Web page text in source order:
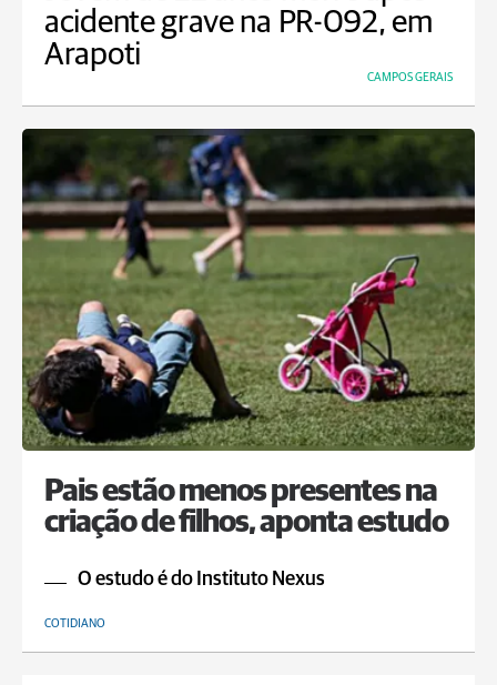
acidente grave na PR-092, em
Arapoti
CAMPOS GERAIS
Pais estão menos presentes na
criação de filhos, aponta estudo
O estudo é do Instituto Nexus
COTIDIANO